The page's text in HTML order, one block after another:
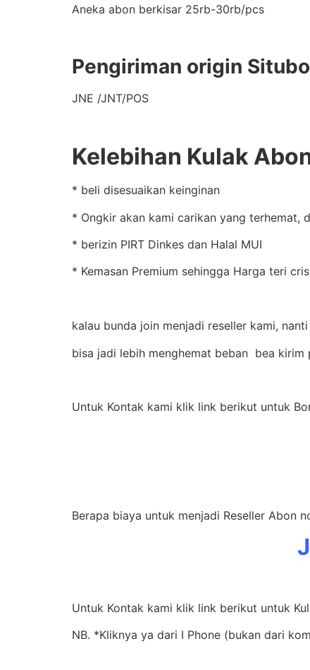
Aneka abon berkisar 25rb-30rb/pcs
Pengiriman origin
JNE /JNT/POS
Kelebihan Kulak
* beli disesuaikan keinginan
* Ongkir akan kami carikan yang terhemat,
* berizin PIRT Dinkes dan Halal MUI
* Kemasan Premium sehingga Harga teri
kalau bunda join menjadi reseller kami,
bisa jadi lebih menghemat beban bea kirim
Untuk Kontak kami klik link berikut untuk
Berapa biaya untuk menjadi Reseller Abon
Untuk Kontak kami klik link berikut untuk
NB. *Kliknya ya dari I Phone (bukan dari